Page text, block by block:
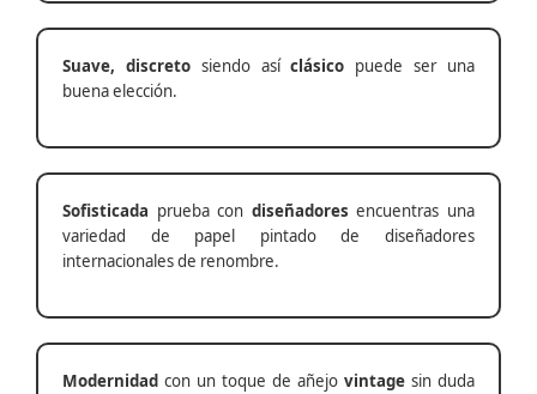
Suave, discretosiendo asíclásico puede ser una
buena elección.
Sofisticada prueba con diseñadores encuentras una
variedad de papel pintado de diseñadores
internacionales de renombre.
Modernidad con un toque de añejo vintage sin duda